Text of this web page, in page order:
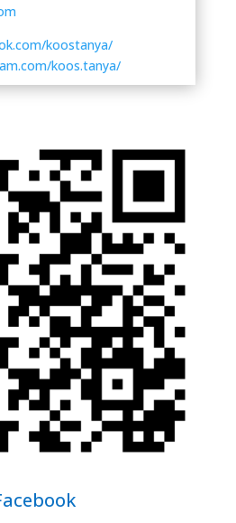
koostanya/
koos.tanya/